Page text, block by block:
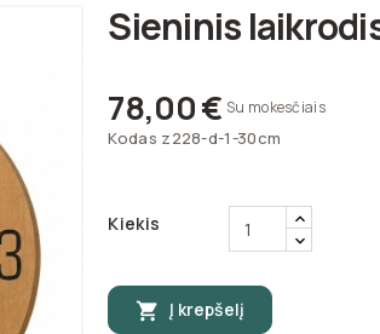
Sieninis
78,00 € Su mokesčiais
Kodas z228-d-1-30cm
Kiekis
 Į krepšelį